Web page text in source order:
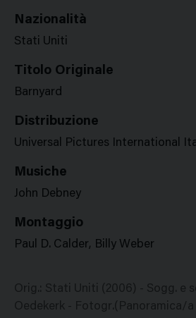
Nazionalità
Stati Uniti
Titolo Originale
Barnyard
Distribuzione
Universal Pictures International
Musiche
John Debney
Montaggio
Paul D. Calder, Billy Weber
Orig.: Stati Uniti (2006) - Sogg. e
Oedekerk - Fotogr.(Panoramica/a